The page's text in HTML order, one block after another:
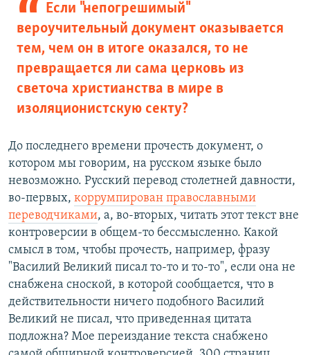
Если "непогрешимый"
вероучительный документ оказывается
тем, чем он в итоге оказался, то не
превращается ли сама церковь из
светоча христианства в мире в
изоляционистскую секту?
До последнего времени прочесть документ, о
котором мы говорим, на русском языке было
невозможно. Русский перевод столетней давности,
во-первых, коррумпирован православными
переводчиками, а, во-вторых, читать этот текст вне
контроверсии в общем-то бессмысленно. Какой
смысл в том, чтобы прочесть, например, фразу
"Василий Великий писал то-то и то-то", если она не
снабжена сноской, в которой сообщается, что в
действительности ничего подобного Василий
Великий не писал, что приведенная цитата
подложна? Мое переиздание текста снабжено